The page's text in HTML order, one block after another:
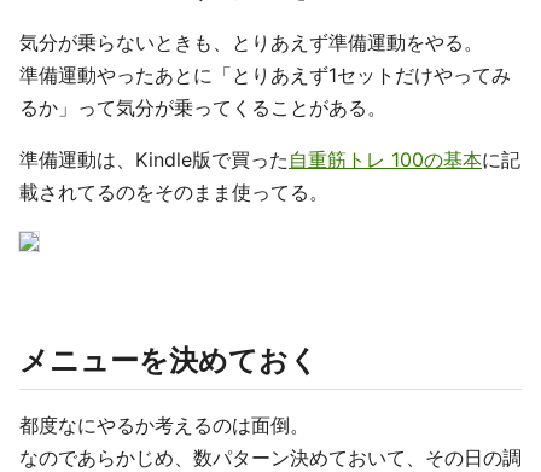
気分が乗らないときも、とりあえず準備運動をやる。
準備運動やったあとに「とりあえず1セットだけやってみ
るか」って気分が乗ってくることがある。
準備運動は、Kindle版で買った 自重筋トレ 100の基本に記
載されてるのをそのまま使ってる。
メニューを決めておく
都度なにやるか考えるのは面倒。
なのであらかじめ、数パターン決めておいて、その日の調